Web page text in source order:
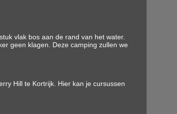
vlak bos aan de rand van het water.
geen klagen. Deze camping zullen we
Hill te Kortrijk. Hier kan je cursussen